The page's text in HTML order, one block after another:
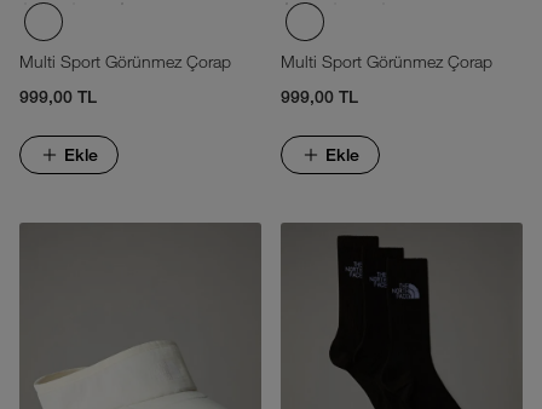
Multi Sport Görünmez Çorap
999,00 TL
Ekle
Multi Sport Görünmez Çorap
999,00 TL
Ekle